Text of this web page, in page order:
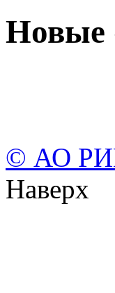
Новые
© АО
Наверх